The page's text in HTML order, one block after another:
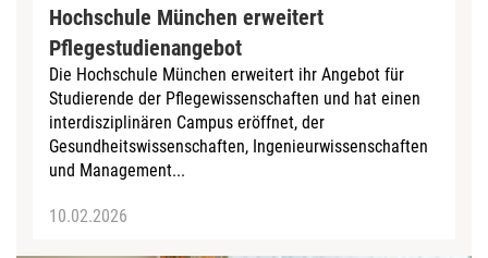
Hochschule München erweitert
Pflegestudienangebot
Die Hochschule München erweitert ihr Angebot für
Studierende der Pflegewissenschaften und hat einen
interdisziplinären Campus eröffnet, der
Gesundheitswissenschaften, Ingenieurwissenschaften
und Management...
10.02.2026